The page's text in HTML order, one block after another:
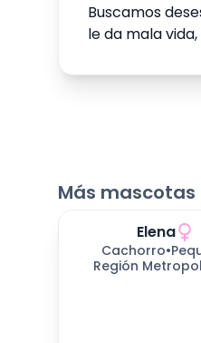
Buscamos
le da mala
Más mascotas
Elena
Cachorro•
Región